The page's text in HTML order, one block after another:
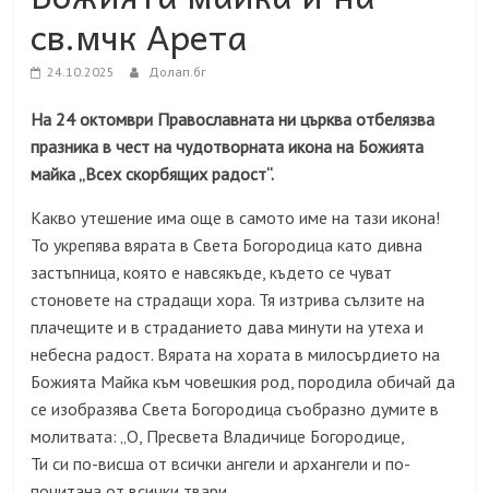
св.мчк Арета
24.10.2025 Долап.бг
На 24 октомври Православната ни църква отбелязва
празника в чест начудотворнатаикона на Божията
майка „Всех скорбящих радост“.
Какво утешение има още в самото име на тази икона!
То укрепява вярата в Света Богородица като дивна
застъпница, която е навсякъде, където се чуват
стоновете на страдащи хора. Тя изтрива сълзите на
плачещите и в страданието дава минути на утеха и
небесна радост. Вярата на хората в милосърдието на
Божията Майка към човешкия род, породила обичай да
се изобразява Света Богородица съобразно думите в
молитвата: „О, Пресвета Владичице Богородице,
Ти си по-висша от всички ангели и архангели и по-